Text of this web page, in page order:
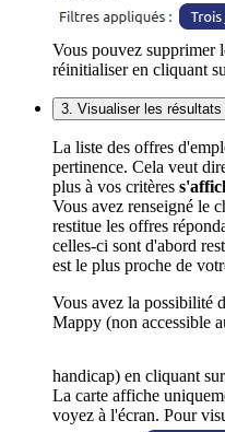
Vous pouvez supprimer
réinitialiser en cliquant
3. Visualiser les
La liste des offres
pertinence. Cela veut
plus à vos critères
Vous avez renseigné le
restitue les offres
celles-ci sont d'abord
est le plus proche de
Vous avez la possibilité
Mappy (non accessible
handicap) en cliquant
La carte affiche
voyez à l'écran. Pour